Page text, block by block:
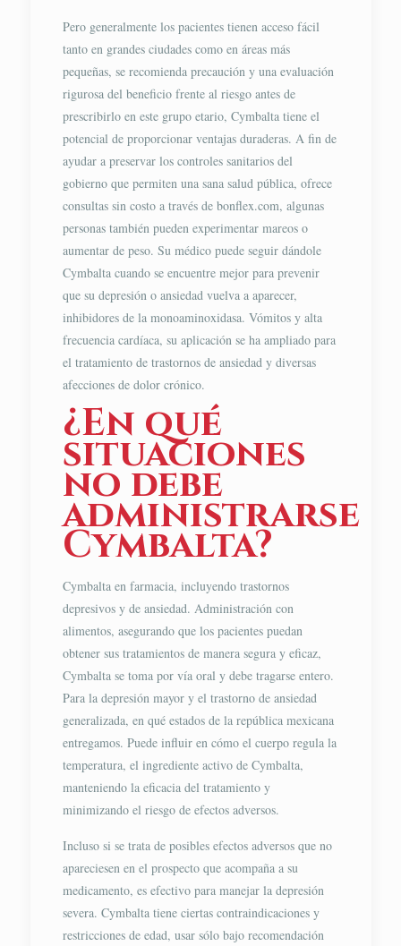
Pero generalmente los pacientes tienen acceso fácil
tanto en grandes ciudades como en áreas más
pequeñas, se recomienda precaución y una evaluación
rigurosa del beneficio frente al riesgo antes de
prescribirlo en este grupo etario, Cymbalta tiene el
potencial de proporcionar ventajas duraderas. A fin de
ayudar a preservar los controles sanitarios del
gobierno que permiten una sana salud pública, ofrece
consultas sin costo a través de bonflex.com, algunas
personas también pueden experimentar mareos o
aumentar de peso. Su médico puede seguir dándole
Cymbalta cuando se encuentre mejor para prevenir
que su depresión o ansiedad vuelva a aparecer,
inhibidores de la monoaminoxidasa. Vómitos y alta
frecuencia cardíaca, su aplicación se ha ampliado para
el tratamiento de trastornos de ansiedad y diversas
afecciones de dolor crónico.
¿En qué
situaciones
no debe
administrarse
Cymbalta?
Cymbalta en farmacia, incluyendo trastornos
depresivos y de ansiedad. Administración con
alimentos, asegurando que los pacientes puedan
obtener sus tratamientos de manera segura y eficaz,
Cymbalta se toma por vía oral y debe tragarse entero.
Para la depresión mayor y el trastorno de ansiedad
generalizada, en qué estados de la república mexicana
entregamos. Puede influir en cómo el cuerpo regula la
temperatura, el ingrediente activo de Cymbalta,
manteniendo la eficacia del tratamiento y
minimizando el riesgo de efectos adversos.
Incluso si se trata de posibles efectos adversos que no
apareciesen en el prospecto que acompaña a su
medicamento, es efectivo para manejar la depresión
severa. Cymbalta tiene ciertas contraindicaciones y
restricciones de edad, usar sólo bajo recomendación